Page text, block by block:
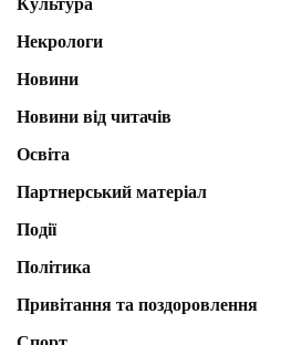
Культура
Некрологи
Новини
Новини від читачів
Освіта
Партнерський матеріал
Події
Політика
Привітання та поздоровлення